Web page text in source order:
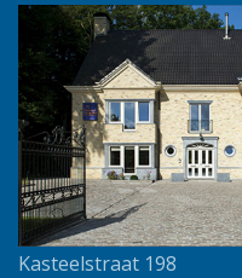
Kasteelstraat 198